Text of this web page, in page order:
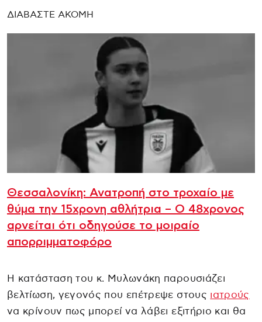
ΔΙΑΒΑΣΤΕ ΑΚΟΜΗ
Θεσσαλονίκη: Ανατροπή στο τροχαίο με
θύμα την 15χρονη αθλήτρια – Ο 48χρονος
αρνείται ότι οδηγούσε το μοιραίο
απορριμματοφόρο
Η κατάσταση του κ. Μυλωνάκη παρουσιάζει
βελτίωση, γεγονός που επέτρεψε στους ιατρούς
να κρίνουν πως μπορεί να λάβει εξιτήριο και θα